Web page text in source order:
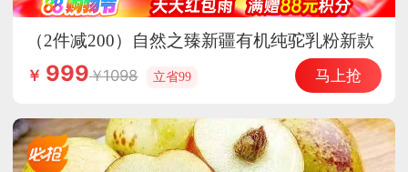
（2件减200）自然之臻新疆有机纯驼乳粉新款
会员专享
￥ 999 1098 立省99 马上抢